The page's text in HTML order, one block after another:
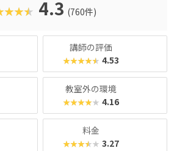
4.3 (760件)
講師の評価
★★★★★ 4.53
教室外の環境
★★★★★ 4.16
料金
★★★★★ 3.27